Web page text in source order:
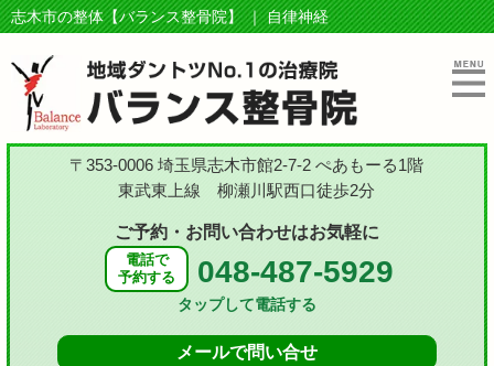
志木市の整体【バランス整骨院】 ｜ 自律神経
〒353-0006 埼玉県志木市館2-7-2 ぺあもーる1階
東武東上線 柳瀬川駅西口徒歩2分
ご予約・お問い合わせはお気軽に
電話で
予約する
048-487-5929
タップして電話する
メールで問い合せ